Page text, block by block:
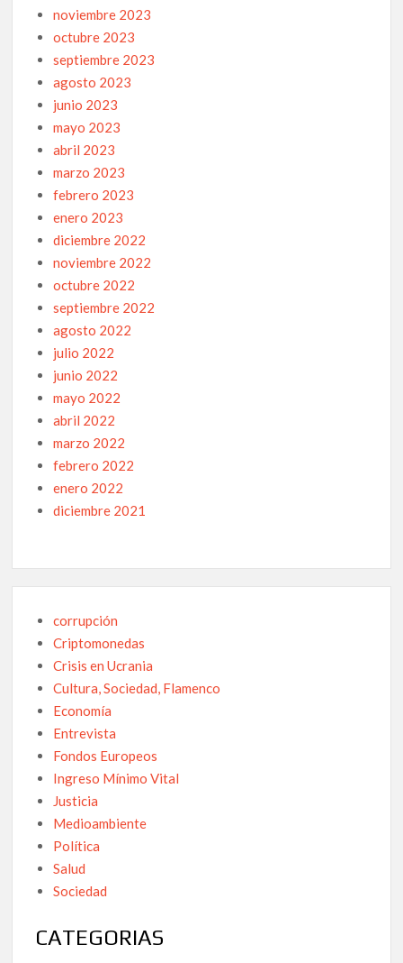
noviembre 2023
octubre 2023
septiembre 2023
agosto 2023
junio 2023
mayo 2023
abril 2023
marzo 2023
febrero 2023
enero 2023
diciembre 2022
noviembre 2022
octubre 2022
septiembre 2022
agosto 2022
julio 2022
junio 2022
mayo 2022
abril 2022
marzo 2022
febrero 2022
enero 2022
diciembre 2021
corrupción
Criptomonedas
Crisis en Ucrania
Cultura, Sociedad, Flamenco
Economía
Entrevista
Fondos Europeos
Ingreso Mínimo Vital
Justicia
Medioambiente
Política
Salud
Sociedad
CATEGORIAS